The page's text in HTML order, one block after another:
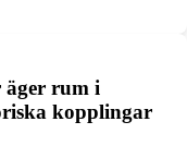
äger rum i
kopplingar